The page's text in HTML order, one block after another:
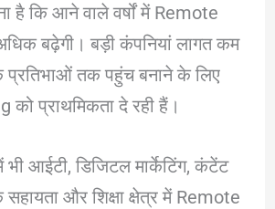
है कि आने वाले वर्षों में Remote
बढ़ेगी। बड़ी कंपनियां लागत कम
तक पहुंच बनाने के लिए
प्राथमिकता दे रही हैं।
आईटी, डिजिटल मार्केटिंग, कंटेंट
और शिक्षा क्षेत्र में Remote